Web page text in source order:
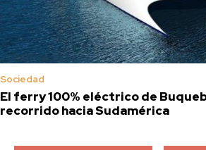
Sociedad
El ferry 100% eléctrico de
recorrido hacia Sudamérica